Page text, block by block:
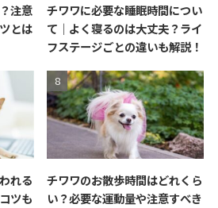
注意
とは
チワワに必要な睡眠時間につい
て｜よく寝るのは大丈夫？ライ
フステージごとの違いも解説！
れる
ツも
チワワのお散歩時間はどれくら
い？必要な運動量や注意すべき